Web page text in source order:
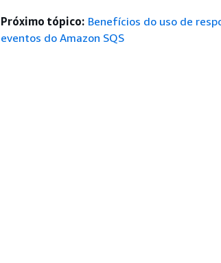
Próximo tópico: Benefícios do uso de
eventos do Amazon SQS